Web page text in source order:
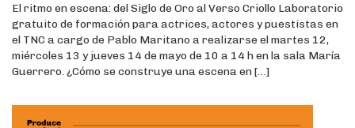
El ritmo en escena: del Siglo de Oro al Verso Criollo Laboratorio
gratuito de formación para actrices, actores y puestistas en
el TNC a cargo de Pablo Maritano a realizarse el martes 12,
miércoles 13 y jueves 14 de mayo de 10 a 14 h en la sala María
Guerrero. ¿Cómo se construye una escena en […]